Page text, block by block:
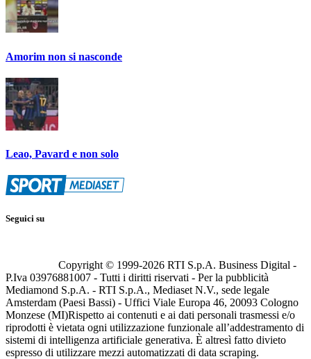
Amorim non si nasconde
Leao, Pavard e non solo
Seguici su
Copyright © 1999-2026 RTI S.p.A. Business Digital -
P.Iva 03976881007 - Tutti i diritti riservati - Per la pubblicità
Mediamond S.p.A. - RTI S.p.A., Mediaset N.V., sede legale
Amsterdam (Paesi Bassi) - Uffici Viale Europa 46, 20093 Cologno
Monzese (MI)Rispetto ai contenuti e ai dati personali trasmessi e/o
riprodotti è vietata ogni utilizzazione funzionale all’addestramento di
sistemi di intelligenza artificiale generativa. È altresì fatto divieto
espresso di utilizzare mezzi automatizzati di data scraping.